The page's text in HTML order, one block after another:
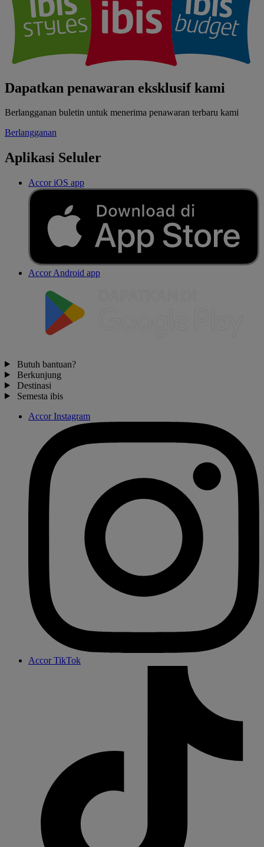
Dapatkan penawaran eksklusif kami
Berlangganan buletin untuk menerima penawaran terbaru kami
Berlangganan
Aplikasi Seluler
Accor iOS app
Accor Android app
Butuh bantuan?
Berkunjung
Destinasi
Semesta ibis
Accor Instagram
Accor TikTok